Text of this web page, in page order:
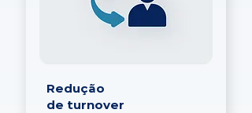
Redução
de turnover